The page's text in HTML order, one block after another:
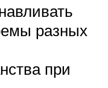
разных
при